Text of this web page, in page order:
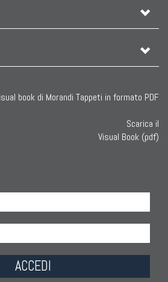
Scarica il
Visual Book (pdf)
ACCEDI